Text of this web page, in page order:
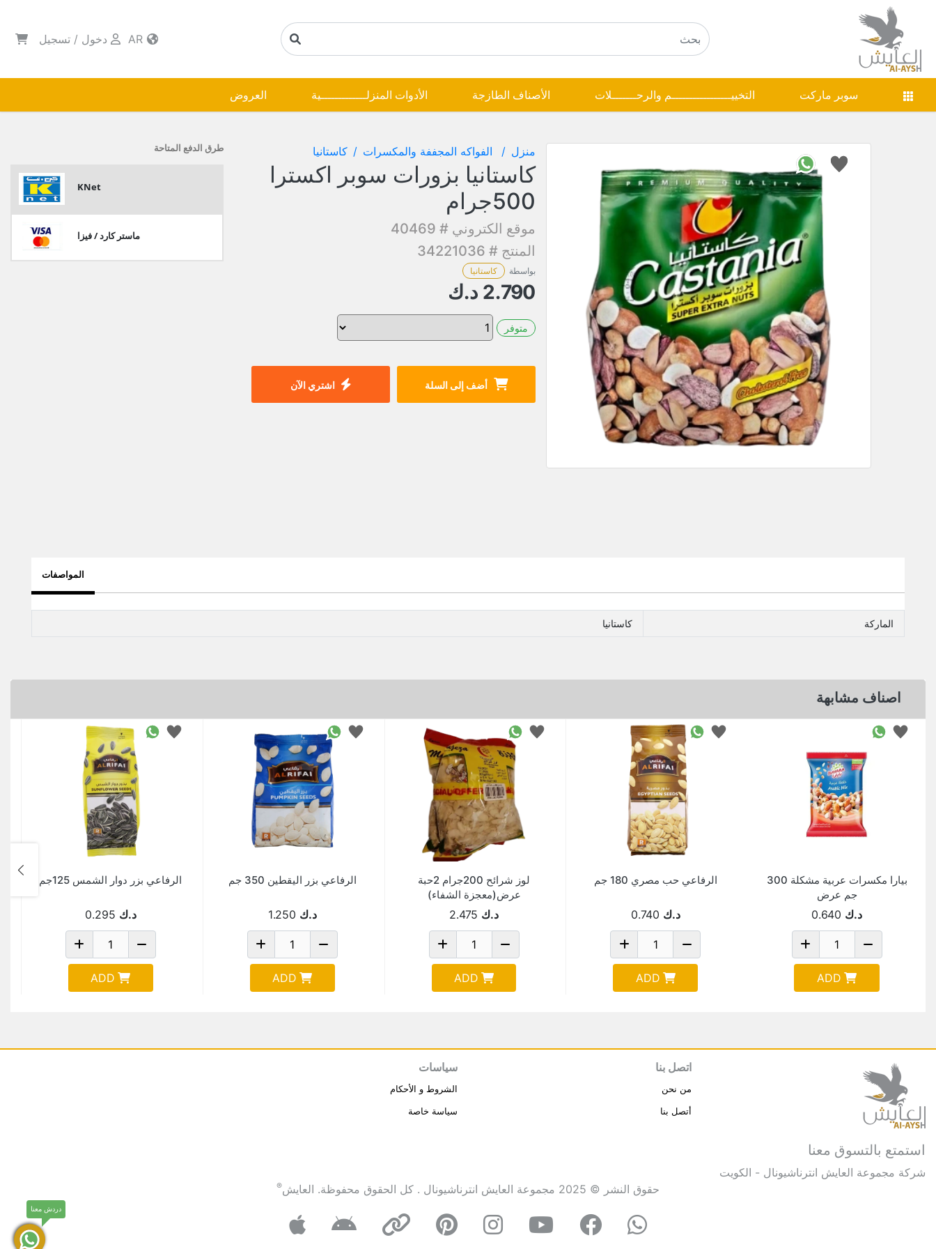
دخول / تسجيل
سوبر ماركت التخييـــــــــــــــــم والرحـــــــلات الأصناف الطازجة الأدوات المنزلـــــــــــــية العروض
منزل الفواكه المجففة والمكسرات كاستانيا
كاستانيا بزورات سوبر اكسترا
500جرام
موقع الكتروني # 40469
المنتج # 34221036
بواسطة كاستانيا
2.790 د.ك
متوفر
أضف إلى السلة اشتري الآن
طرق الدفع المتاحة
KNet
ماستر كارد / فيزا
المواصفات
الماركة كاستانيا
اصناف مشابهة
بيارا مكسرات عربية مشكلة 300
جم عرض
د.ك 0.640
ADD
الرفاعي حب مصري 180 جم
د.ك 0.740
ADD
لوز شرائح 200جرام 2حبة
عرض(معجزة الشفاء)
د.ك 2.475
ADD
الرفاعي بزر اليقطين 350 جم
د.ك 1.250
ADD
الرفاعي بزر دوار الشمس 125جم
د.ك 0.295
ADD
استمتع بالتسوق معنا
شركة مجموعة العايش انترناشيونال - الكويت
اتصل بنا
من نحن
أتصل بنا
سياسات
الشروط و الأحكام
سياسة خاصة
حقوق النشر © 2025 مجموعة العايش انترناشيونال . كل الحقوق محفوظة. العايش®
دردش معنا